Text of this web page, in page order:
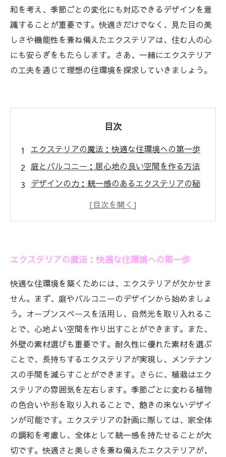
和を考え、季節ごとの変化にも対応できるデザインを意
識することが重要です。快適さだけでなく、見た目の美
しさや機能性を兼ね備えたエクステリアは、住む人の心
にも安らぎをもたらします。さあ、一緒にエクステリア
の工夫を通じて理想の住環境を探求していきましょう。
目次
エクステリアの魔法：快適な住環境への第一歩
庭とバルコニー：居心地の良い空間を作る方法
デザインの力：統一感のあるエクステリアの秘
び方
心を癒すエクステリアのポイント：植栽の配置
術
理想の住環境を実現するためのエクステリアの
総まとめ
エクステリアの魔法：快適な住環境への第一歩
快適な住環境を築くためには、エクステリアが欠かせま
せん。まず、庭やバルコニーのデザインから始めましょ
う。オープンスペースを活用し、自然光を取り入れるこ
とで、心地よい空間を作り出すことができます。また、
外壁の素材選びも重要です。耐久性に優れた素材を選ぶ
ことで、長持ちするエクステリアが実現し、メンテナン
スの手間を減らすことができます。さらに、植栽はエク
ステリアの雰囲気を左右します。季節ごとに変わる植物
の色合いや形を取り入れることで、飽きの来ないデザイ
ンが可能です。エクステリアの計画に際しては、家全体
の調和を考慮し、全体として統一感を持たせることが大
切です。快適さと美しさを兼ね備えたエクステリアが、